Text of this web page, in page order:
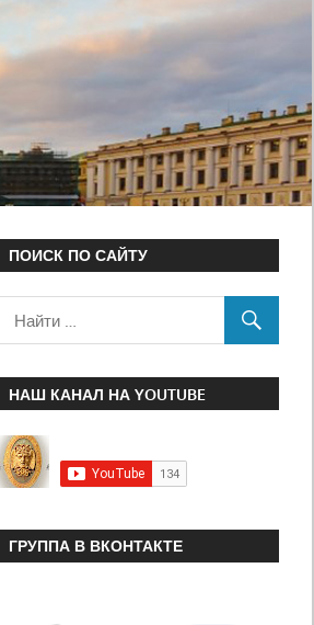
ПОИСК ПО САЙТУ
НАШ КАНАЛ НА YOUTUBE
ГРУППА В ВКОНТАКТЕ